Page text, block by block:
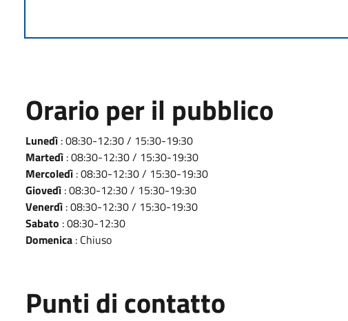
Orario per il pubblico
Lunedì: 08:30-12:30 / 15:30-19:30
Martedì: 08:30-12:30 / 15:30-19:30
Mercoledì: 08:30-12:30 / 15:30-19:30
Giovedì: 08:30-12:30 / 15:30-19:30
Venerdì: 08:30-12:30 / 15:30-19:30
Sabato : 08:30-12:30
Domenica: Chiuso
Punti di contatto